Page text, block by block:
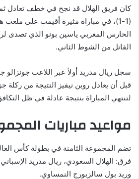
كان فريق الهلال قد نجح في خطف تعادل
(1-1)، في مباراة مثيرة أقيمت على
الحارس المغربي ياسين بونو الذي تصدى
القاتل من الشوط الثاني.
لتنتهي المباراة بنتيجة عادلة في ظل
مواعيد مباريات
فرق: الهلال السعودي، ريال مدريد
وريد بول سالزبورج النمساوي.